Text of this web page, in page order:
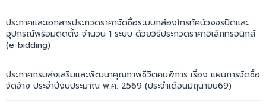
ประกาศและเอกสารประกวดราคาจัดซื้อระบบกล้องโทรทัศน์วงจรปิดและ
อุปกรณ์พร้อมติดตั้ง จำนวน 1 ระบบ ด้วยวิธีประกวดราคาอิเล็กทรอนิกส์
(e-bidding)
ประกาศกรมส่งเสริมและพัฒนาคุณภาพชีวิตคนพิการ เรื่อง แผนการจัดซื้อ
จัดจ้าง ประจำปีงบประมาณ พ.ศ. 2569 (ประจำเดือนมิถุนายน69)